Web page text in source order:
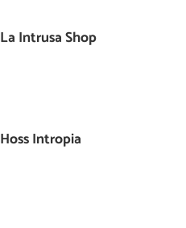
La Intrusa Shop
Hoss Intropia